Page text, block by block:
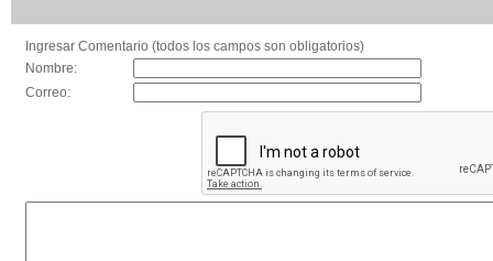
Ingresar Comentario (todos los campos son obligatorios)
Nombre:
Correo: